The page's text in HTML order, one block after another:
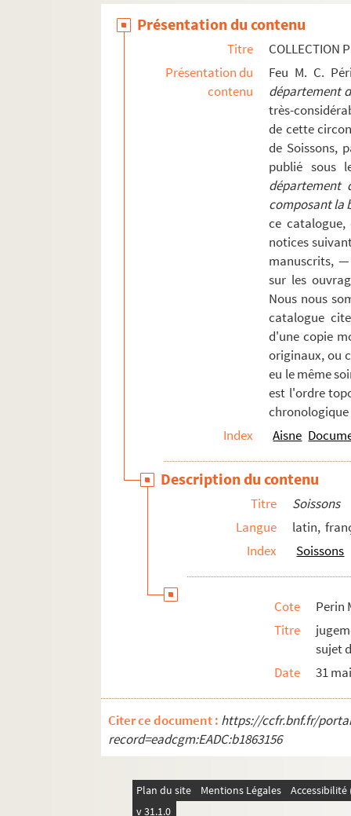
Perin Mss 05329. Journal tenu par M.
Perin Mss 05332. Registre des
Perin Mss 05336. Notes pour les
Perin Mss 05340. Notice biographique
Perin Mss 05341. Notice biographique
Perin Mss 05342. Notice biographique
Perin Mss 05351. Réception de M.
Perin Mss 05352. Lettre du général de
Perin Mss 05441. Guérison d'Adèle
Perin Mss 05504. Notice sur la
Perin Mss 05515. Description du
Perin Mss 05519. Opinion de M. de
Perin Mss 05521 GF. Recherches sur
Perin Mss 05546. Visite de Mgr le
Perin Mss 05552. Ordre de la place de
Perin Mss 05558. Lettre pastorale et
Perin Mss 05616. Sceaux et armoiries
Perin Mss 05667. Lettre de M. de
Perin Mss 05707. Liste des
Perin Mss 05746. La Sortie du 24
Perin Mss 05748. Ordre de la place
Perin Mss 05750. Extrait du registre
Perin Mss 05754. Un Episode d'une
Perin Mss 05775. Prise de Soissons.
Perin Mss 05799. Le siège de
Perin Mss 05865. La Brèche de
Perin Mss 05919. Souvenirs du
Perin Mss 05927. Formation de la
Surfontaine
Présentation du contenu
Titre
COLLECTION
Présentation du
contenu
Feu M. C.
département
très-
de cette
de Soissons,
publié sous
département
composant la
ce
notices
manuscrits, —
sur les
Nous nous
catalogue
d'une copie
originaux, ou
eu le même
est l'ordre
chronologique
Index
Aisne
Description du contenu
Titre
Soissons
Langue
latin,
Index
Soissons
Cote
Perin
Titre
sujet
Date
31
Citer ce document : https://ccfr.bnf.fr/
record=eadcgm:EADC:b1863156
Plan du site Mentions Légales
v 31.1.0